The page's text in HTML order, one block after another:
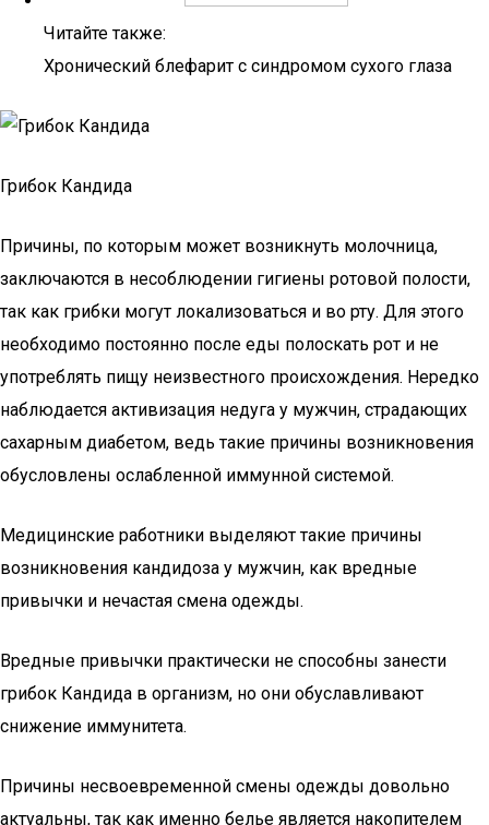
Читайте также:
Хронический блефарит с синдромом сухого глаза
Грибок Кандида
Причины, по которым может возникнуть молочница,
заключаются в несоблюдении гигиены ротовой полости,
так как грибки могут локализоваться и во рту. Для этого
необходимо постоянно после еды полоскать рот и не
употреблять пищу неизвестного происхождения. Нередко
наблюдается активизация недуга у мужчин, страдающих
сахарным диабетом, ведь такие причины возникновения
обусловлены ослабленной иммунной системой.
Медицинские работники выделяют такие причины
возникновения кандидоза у мужчин, как вредные
привычки и нечастая смена одежды.
Вредные привычки практически не способны занести
грибок Кандида в организм, но они обуславливают
снижение иммунитета.
Причины несвоевременной смены одежды довольно
актуальны, так как именно белье является накопителем